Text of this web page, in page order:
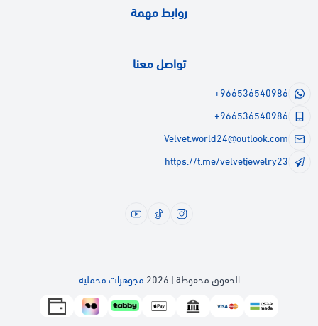
روابط مهمة
تواصل معنا
+966536540986
+966536540986
Velvet.world24@outlook.com
https://t.me/velvetjewelry23
الحقوق محفوظة | 2026 مجوهرات مخمليه